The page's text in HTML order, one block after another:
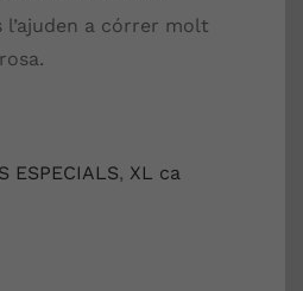
a córrer molt
ESPECIALS, XL ca